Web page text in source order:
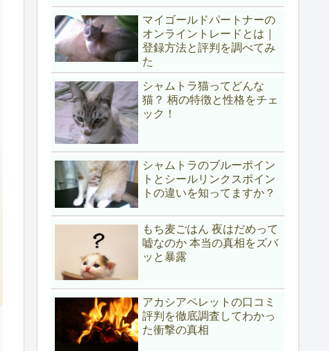
マイゴールドパートナーの
オンライントレードとは｜
登録方法と評判を調べてみ
た
シャムトラ猫ってどんな
猫？ 柄の特徴と性格をチェ
ック！
シャムトラのブルーポイン
トとシールリンクスポイン
トの違いを知ってますか？
もち麦ごはん 夜はだめって
嘘なのか 本当の真相をズバ
ッと暴露
アカシアペレットの口コミ
評判を徹底調査してわかっ
た衝撃の真相